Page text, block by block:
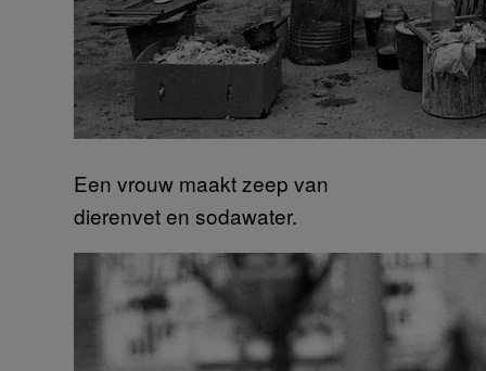
Een vrouw maakt zeep van
dierenvet en sodawater.